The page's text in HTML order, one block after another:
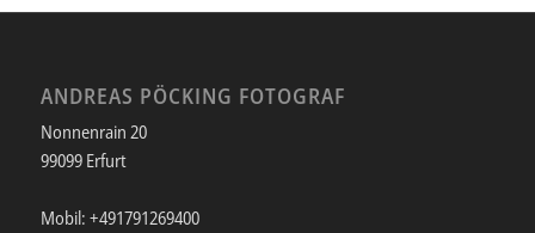
ANDREAS PÖCKING FOTOGRAF
Nonnenrain 20
99099 Erfurt
Mobil: +491791269400